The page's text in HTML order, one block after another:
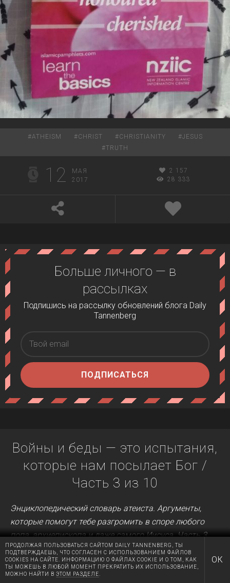
#ATHEISM #CHRIST #CHRISTIANITY #JESUS
#TRUTH
12
МАЯ
2017
2 157
28 333
Больше личного — в
рассылках
Подпишись на рассылку обновлений блога Daily
Tannenberg
ПОДПИСАТЬСЯ
Войны и беды — это испытания,
которые нам посылает Бог /
Часть 3 из 10
Энциклопедический словарь атеиста. Аргументы,
которые помогут тебе разгромить в споре любого
попа, архиепископа и даже самого Иисуса. Часть 3.
Слабое место у любого бога — это его оппонент.
Если Бог всемогущ, то почему столь несовершенно
ПРОДОЛЖАЯ ПОЛЬЗОВАТЬСЯ САЙТОМ DAILY TANNENBERG, ТЫ
ПОДТВЕРЖДАЕШЬ, ЧТО СОГЛАСЕН С ИСПОЛЬЗОВАНИЕМ ФАЙЛОВ
COOKIES НА САЙТЕ. ИНФОРМАЦИЮ О ФАЙЛАХ COOKIE И О ТОМ, КАК
ТЫ МОЖЕШЬ В ЛЮБОЙ МОМЕНТ ПРЕКРАТИТЬ ИХ ИСПОЛЬЗОВАНИЕ,
МОЖНО НАЙТИ В ЭТОМ РАЗДЕЛЕ
ОК